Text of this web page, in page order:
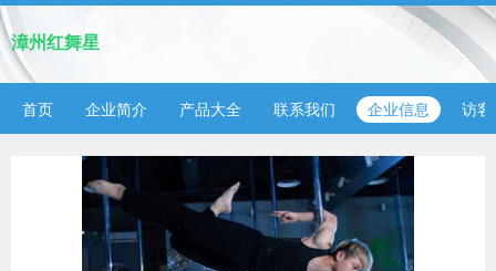
漳州红舞星
首页 企业简介 产品大全 联系我们 企业信息 访客